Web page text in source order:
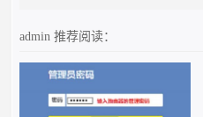
admin推荐阅读：